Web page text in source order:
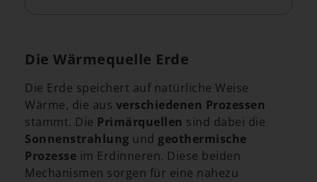
Die Wärmequelle Erde
Die Erde speichert auf natürliche Weise
Wärme, die aus verschiedenen Prozessen
stammt. Die Primärquellen sind dabei die
Sonnenstrahlung und geothermische
Prozesse im Erdinneren. Diese beiden
Mechanismen sorgen für eine nahezu